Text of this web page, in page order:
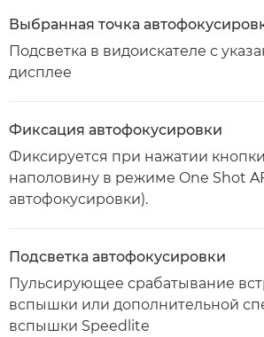
Выбранная точка
Подсветка в видоискателе с
дисплее
Фиксация автофокусировки
Фиксируется при нажатии
наполовину в режиме One Shot
автофокусировки).
Подсветка автофокусировки
Пульсирующее срабатывание
вспышки или дополнительной
вспышки Speedlite